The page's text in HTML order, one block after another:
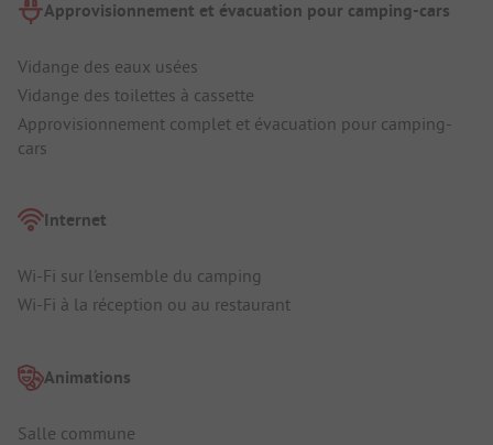
Approvisionnement et évacuation pour camping-cars
Vidange des eaux usées
Vidange des toilettes à cassette
Approvisionnement complet et évacuation pour camping-
cars
Internet
Wi-Fi sur l'ensemble du camping
Wi-Fi à la réception ou au restaurant
Animations
Salle commune